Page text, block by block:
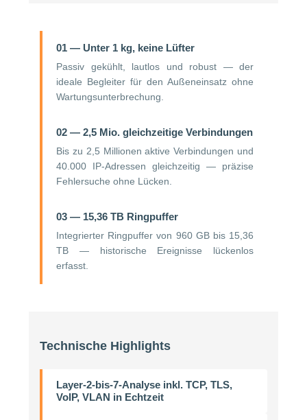
01 — Unter 1 kg, keine Lüfter
Passiv gekühlt, lautlos und robust — der
ideale Begleiter für den Außeneinsatz ohne
Wartungsunterbrechung.
02 — 2,5 Mio. gleichzeitige Verbindungen
Bis zu 2,5 Millionen aktive Verbindungen und
40.000 IP-Adressen gleichzeitig — präzise
Fehlersuche ohne Lücken.
03 — 15,36 TB Ringpuffer
Integrierter Ringpuffer von 960 GB bis 15,36
TB — historische Ereignisse lückenlos
erfasst.
Technische Highlights
Layer-2-bis-7-Analyse inkl. TCP, TLS,
VoIP, VLAN in Echtzeit